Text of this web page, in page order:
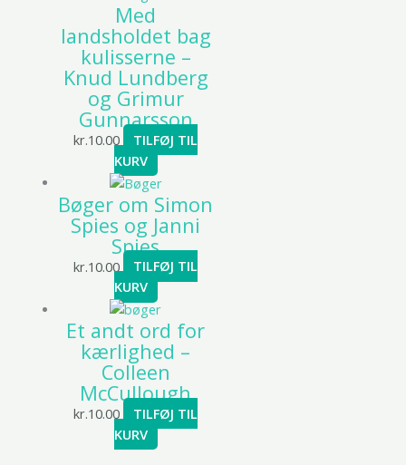
Med
landsholdet bag
kulisserne –
Knud Lundberg
og Grimur
Gunnarsson
kr.10.00
TILFØJ TIL
KURV
Bøger om Simon
Spies og Janni
Spies
kr.10.00
TILFØJ TIL
KURV
Et andt ord for
kærlighed –
Colleen
McCullough
kr.10.00
TILFØJ TIL
KURV